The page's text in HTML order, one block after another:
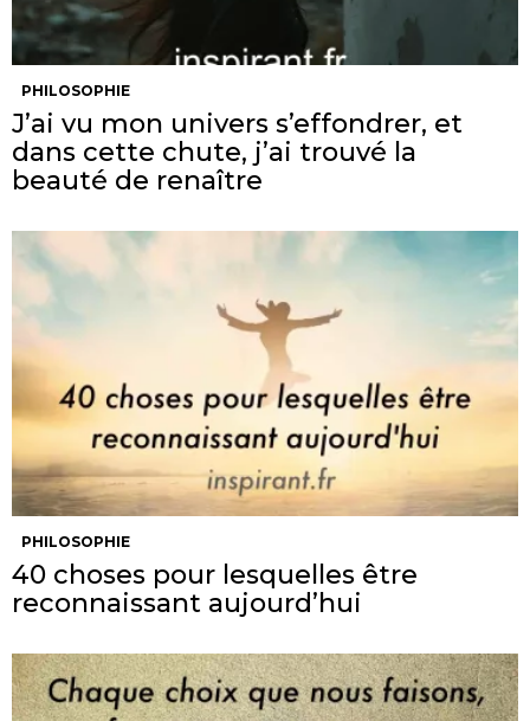
PHILOSOPHIE
J’ai vu mon univers s’effondrer, et
dans cette chute, j’ai trouvé la
beauté de renaître
PHILOSOPHIE
40 choses pour lesquelles être
reconnaissant aujourd’hui